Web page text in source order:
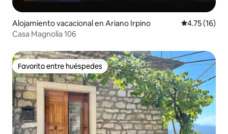
Alojamiento vacacional en Ariano Irpino Calificación
4.75 (16)
Casa Magnolia 106
Favorito entre huéspedes
Favorito entre huéspedes